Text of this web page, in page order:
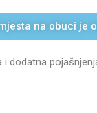
na obuci je
i dodatna